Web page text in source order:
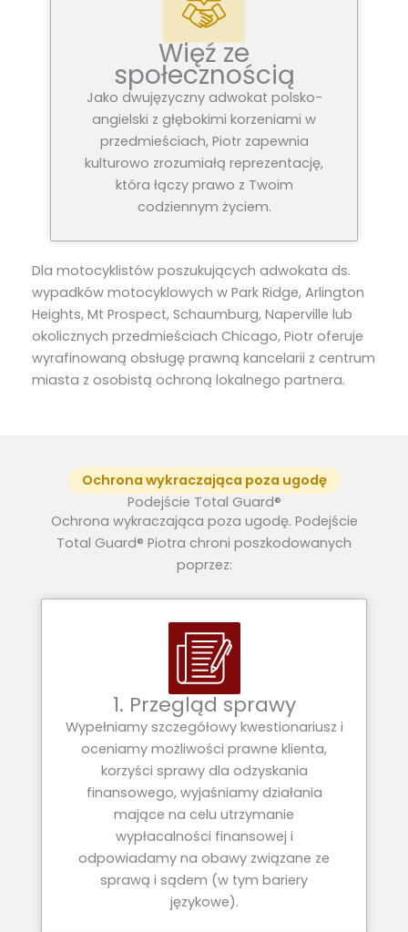
Więź ze
społecznością
Jako dwujęzyczny adwokat polsko-
angielski z głębokimi korzeniami w
przedmieściach, Piotr zapewnia
kulturowo zrozumiałą reprezentację,
która łączy prawo z Twoim
codziennym życiem.
Dla motocyklistów poszukujących adwokata ds.
wypadków motocyklowych w Park Ridge, Arlington
Heights, Mt Prospect, Schaumburg, Naperville lub
okolicznych przedmieściach Chicago, Piotr oferuje
wyrafinowaną obsługę prawną kancelarii z centrum
miasta z osobistą ochroną lokalnego partnera.
Ochrona wykraczająca poza ugodę
Podejście Total Guard®
Ochrona wykraczająca poza ugodę. Podejście
Total Guard® Piotra chroni poszkodowanych
poprzez:
1. Przegląd sprawy
Wypełniamy szczegółowy kwestionariusz i
oceniamy możliwości prawne klienta,
korzyści sprawy dla odzyskania
finansowego, wyjaśniamy działania
mające na celu utrzymanie
wypłacalności finansowej i
odpowiadamy na obawy związane ze
sprawą i sądem (w tym bariery
językowe).